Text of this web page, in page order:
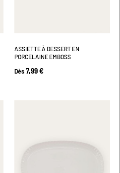
ASSIETTE À DESSERT EN
PORCELAINE EMBOSS
Dès 7,99 €